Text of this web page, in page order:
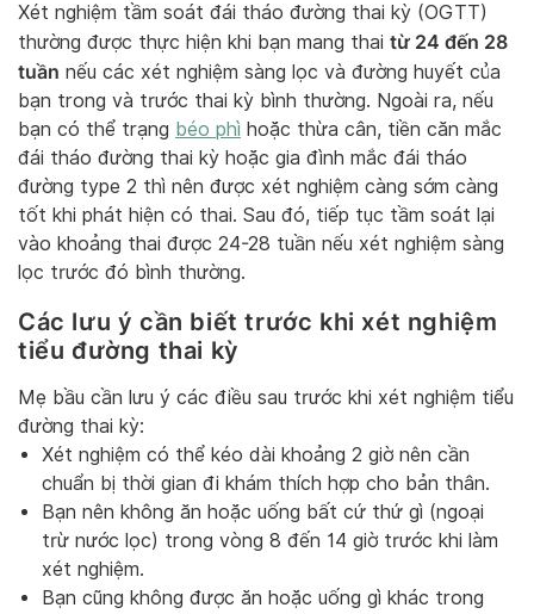
Xét nghiệm tầm soát đái tháo đường thai kỳ (OGTT)
thường được thực hiện khi bạn mang thai từ 24 đến 28
tuần nếu các xét nghiệm sàng lọc và đường huyết của
bạn trong và trước thai kỳ bình thường. Ngoài ra, nếu
bạn có thể trạng béo phì hoặc thừa cân, tiền căn mắc
đái tháo đường thai kỳ hoặc gia đình mắc đái tháo
đường type 2 thì nên được xét nghiệm càng sớm càng
tốt khi phát hiện có thai. Sau đó, tiếp tục tầm soát lại
vào khoảng thai được 24-28 tuần nếu xét nghiệm sàng
lọc trước đó bình thường.
Các lưu ý cần biết trước khi xét nghiệm
tiểu đường thai kỳ
Mẹ bầu cần lưu ý các điều sau trước khi xét nghiệm tiểu
đường thai kỳ:
Xét nghiệm có thể kéo dài khoảng 2 giờ nên cần
chuẩn bị thời gian đi khám thích hợp cho bản thân.
Bạn nên không ăn hoặc uống bất cứ thứ gì (ngoại
trừ nước lọc) trong vòng 8 đến 14 giờ trước khi làm
xét nghiệm.
Bạn cũng không được ăn hoặc uống gì khác trong